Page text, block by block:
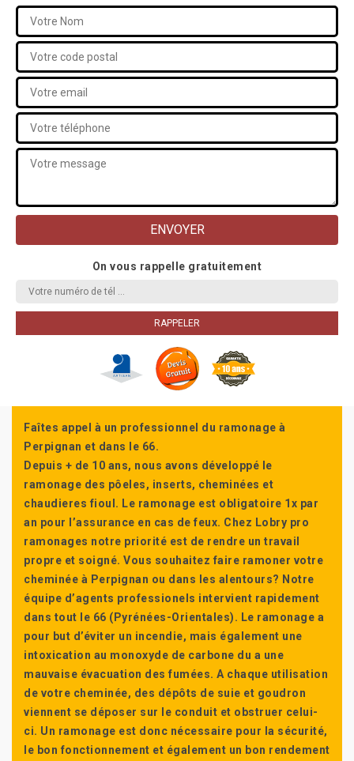
On vous rappelle gratuitement
Faîtes appel à un professionnel du ramonage à
Perpignan et dans le 66.
Depuis + de 10 ans, nous avons développé le
ramonage des pôeles, inserts, cheminées et
chaudieres fioul. Le ramonage est obligatoire 1x par
an pour l’assurance en cas de feux. Chez Lobry pro
ramonages notre priorité est de rendre un travail
propre et soigné. Vous souhaitez faire ramoner votre
cheminée à Perpignan ou dans les alentours? Notre
équipe d’agents professionels intervient rapidement
dans tout le 66 (Pyrénées-Orientales). Le ramonage a
pour but d’éviter un incendie, mais également une
intoxication au monoxyde de carbone du a une
mauvaise évacuation des fumées. A chaque utilisation
de votre cheminée, des dépôts de suie et goudron
viennent se déposer sur le conduit et obstruer celui-
ci. Un ramonage est donc nécessaire pour la sécurité,
le bon fonctionnement et également un bon rendement